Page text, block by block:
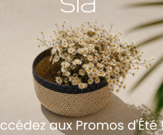
COMPOSICIÓN DE HORTENSIAS EN